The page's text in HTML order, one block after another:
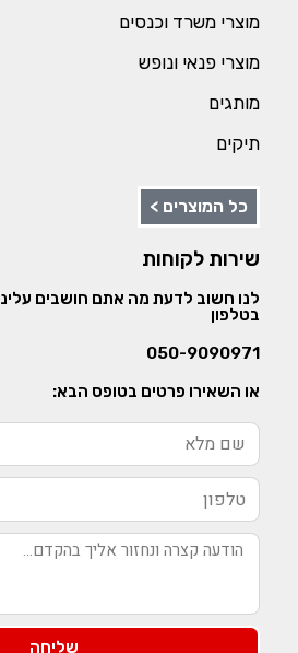
מוצרי משרד וכנסים
מוצרי פנאי ונופש
מותגים
תיקים
כל המוצרים >
שירות לקוחות
לנו חשוב לדעת מה אתם חושבים
בטלפון
050-9090971
או השאירו פרטים בטופס הבא:
שליחה